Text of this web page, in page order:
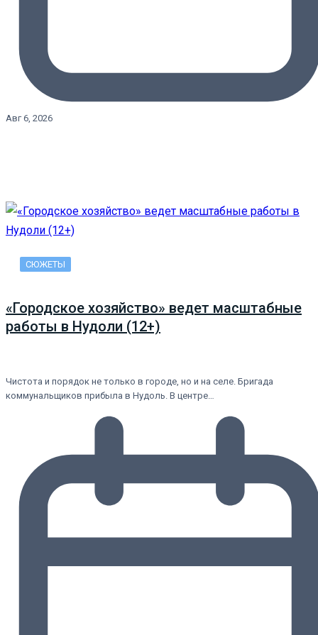
Авг 6, 2026
СЮЖЕТЫ
«Городское хозяйство» ведет масштабные
работы в Нудоли (12+)
Чистота и порядок не только в городе, но и на селе. Бригада
коммунальщиков прибыла в Нудоль. В центре…